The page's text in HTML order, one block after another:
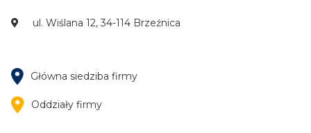
ul. Wiślana 12, 34-114 Brzeźnica
Główna siedziba firmy
Oddziały firmy